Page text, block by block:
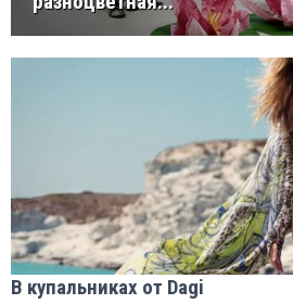
В купальниках от Dagi